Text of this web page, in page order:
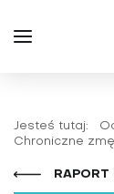
Jesteś tutaj:
Chroniczne
RAPORT